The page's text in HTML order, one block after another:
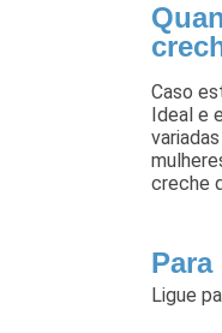
Caso
Ideal e
creche
Ligue